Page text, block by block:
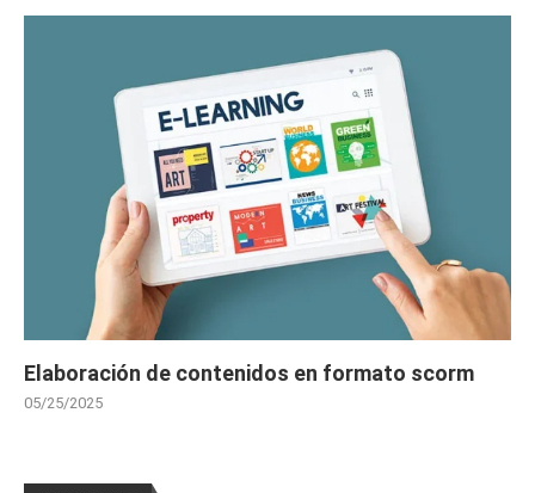
Elaboración de contenidos en formato scorm
05/25/2025